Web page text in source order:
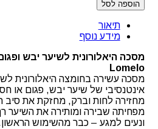
הוספה לסל
תיאור
מידע נוסף
מסכה היאלורונית לשיער יבש
Lomelo
מסכה עשירה בחומצה היאלורונית
אינטנסיבי של שיער יבש, פגום או
מחזירה לחות וברק, מחזקת את סיב
מפחיתה שבירה ומותירה את השיער
ונעים למגע – כבר מהשימוש